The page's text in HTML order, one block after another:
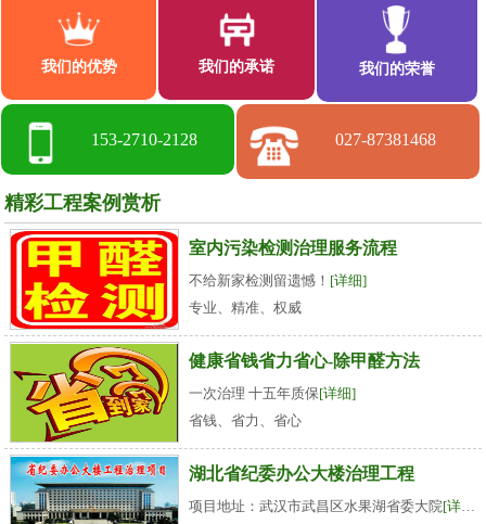
我们的优势 我们的承诺 我们的荣誉
153-2710-2128 027-87381468
精彩工程案例赏析
室内污染检测治理服务流程
不给新家检测留遗憾！ [详细]
专业、精准、权威
健康省钱省力省心-除甲醛方法
一次治理 十五年质保[详细]
省钱、省力、省心
湖北省纪委办公大楼治理工程
项目地址：武汉市武昌区水果湖省委大院[详细]